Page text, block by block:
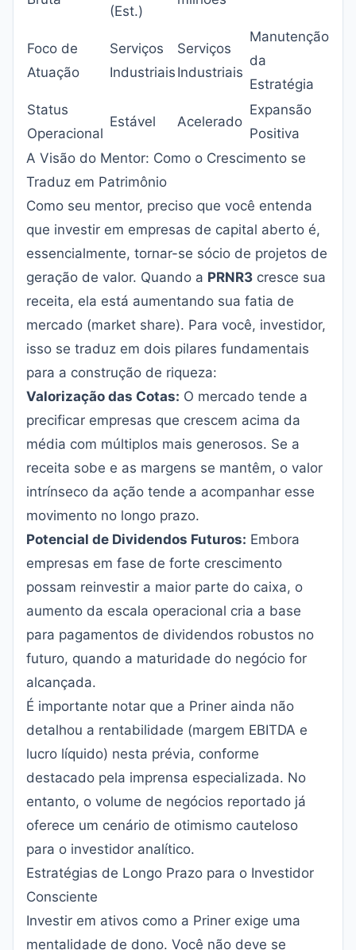
(Est.)
Foco de
Atuação
Serviços
Industriais
Serviços
Industriais
Manutenção
da
Estratégia
Status
Operacional
Estável Acelerado
Expansão
Positiva
A Visão do Mentor: Como o Crescimento se
Traduz em Patrimônio
Como seu mentor, preciso que você entenda
que investir em empresas de capital aberto é,
essencialmente, tornar-se sócio de projetos de
geração de valor. Quando a PRNR3 cresce sua
receita, ela está aumentando sua fatia de
mercado (market share). Para você, investidor,
isso se traduz em dois pilares fundamentais
para a construção de riqueza:
Valorização das Cotas: O mercado tende a
precificar empresas que crescem acima da
média com múltiplos mais generosos. Se a
receita sobe e as margens se mantêm, o valor
intrínseco da ação tende a acompanhar esse
movimento no longo prazo.
Potencial de Dividendos Futuros: Embora
empresas em fase de forte crescimento
possam reinvestir a maior parte do caixa, o
aumento da escala operacional cria a base
para pagamentos de dividendos robustos no
futuro, quando a maturidade do negócio for
alcançada.
É importante notar que a Priner ainda não
detalhou a rentabilidade (margem EBITDA e
lucro líquido) nesta prévia, conforme
destacado pela imprensa especializada. No
entanto, o volume de negócios reportado já
oferece um cenário de otimismo cauteloso
para o investidor analítico.
Estratégias de Longo Prazo para o Investidor
Consciente
Investir em ativos como a Priner exige uma
mentalidade de dono. Você não deve se